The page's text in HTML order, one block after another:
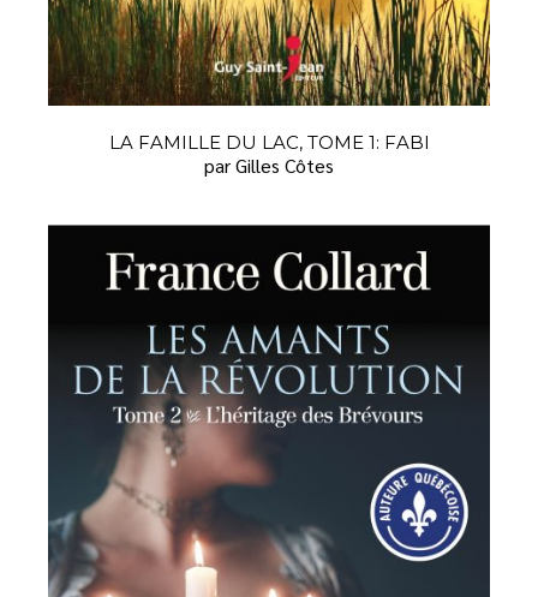
LA FAMILLE DU LAC, TOME 1: FABI
par Gilles Côtes